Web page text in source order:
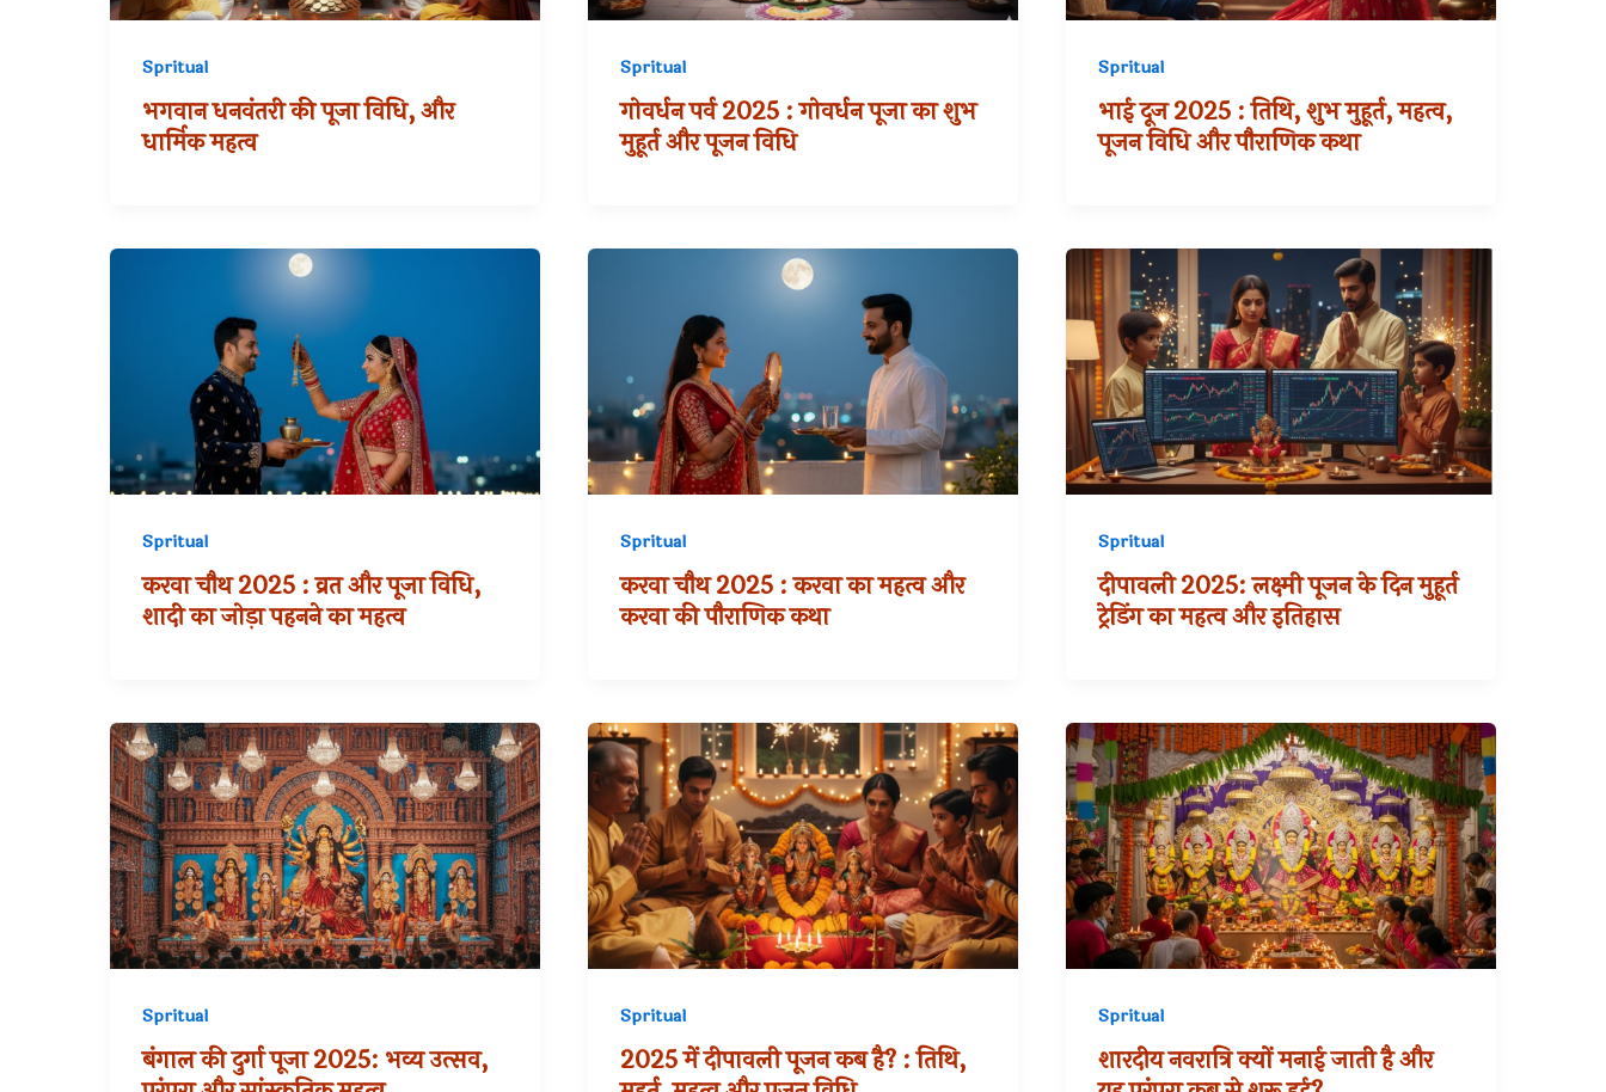
Spritual
भगवान धनवंतरी की पूजा विधि, और
धार्मिक महत्व
Spritual
गोवर्धन पर्व 2025 : गोवर्धन पूजा का शुभ
मुहूर्त और पूजन विधि
Spritual
भाई दूज 2025 : तिथि, शुभ मुहूर्त, महत्व,
पूजन विधि और पौराणिक कथा
Spritual
करवा चौथ 2025 : व्रत और पूजा विधि,
शादी का जोड़ा पहनने का महत्व
Spritual
करवा चौथ 2025 : करवा का महत्व और
करवा की पौराणिक कथा
Spritual
दीपावली 2025: लक्ष्मी पूजन के दिन मुहूर्त
ट्रेडिंग का महत्व और इतिहास
Spritual
बंगाल की दुर्गा पूजा 2025: भव्य उत्सव,
Spritual
2025 में दीपावली पूजन कब है? : तिथि,
Spritual
शारदीय नवरात्रि क्यों मनाई जाती है और